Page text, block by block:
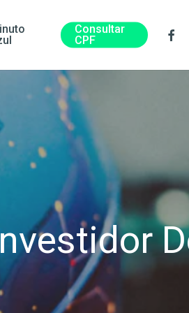
Consultar
CPF